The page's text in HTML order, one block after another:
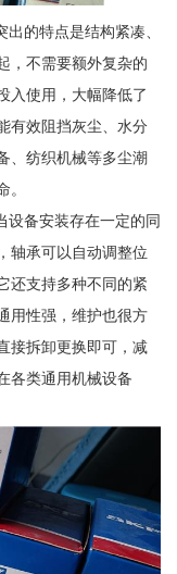
的特点是结构紧凑、
，不需要额外复杂的
入使用，大幅降低了
有效阻挡灰尘、水分
、纺织机械等多尘潮
设备安装存在一定的同
轴承可以自动调整位
还支持多种不同的紧
用性强，维护也很方
接拆卸更换即可，减
各类通用机械设备